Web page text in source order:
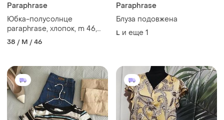
Paraphrase
Юбка-полусолнце
paraphrase, хлопок, m 46,
цветочный принт
38 / M / 46
Paraphrase
Блуза подовжена
L и еще 1